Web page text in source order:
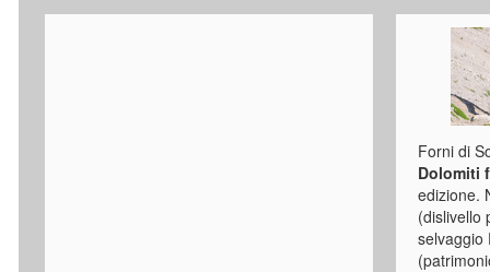
Forni di
Dolomiti
edizione.
(dislivello
selvaggio